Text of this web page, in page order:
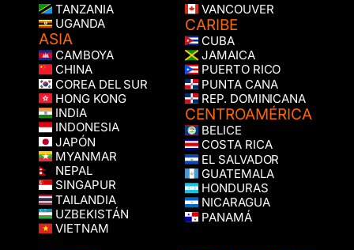
TANZANIA
UGANDA
ASIA
CAMBOYA
CHINA
COREA DEL SUR
HONG KONG
INDIA
INDONESIA
JAPÓN
MYANMAR
NEPAL
SINGAPUR
TAILANDIA
UZBEKISTÁN
VIETNAM
VANCOUVER
CARIBE
CUBA
JAMAICA
PUERTO RICO
PUNTA CANA
REP. DOMINICANA
CENTROAMÉRICA
BELICE
COSTA RICA
EL SALVADOR
GUATEMALA
HONDURAS
NICARAGUA
PANAMÁ